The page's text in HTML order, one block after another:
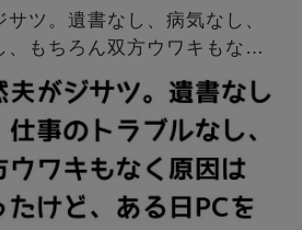
サツ。遺書なし、病気なし、
もちろん双方ウワキもなく
たけど、ある日PCをつけたら
ークされてて…